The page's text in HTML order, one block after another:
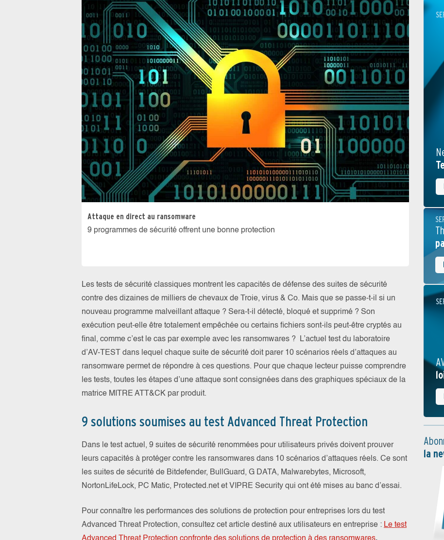
Attaque en direct au ransomware
9 programmes de sécurité offrent une bonne protection
Les tests de sécurité classiques montrent les capacités de défense des suites de sécurité
contre des dizaines de milliers de chevaux de Troie, virus & Co. Mais que se passe-t-il si un
nouveau programme malveillant attaque ? Sera-t-il détecté, bloqué et supprimé ? Son
exécution peut-elle être totalement empêchée ou certains fichiers sont-ils peut-être cryptés au
final, comme c’est le cas par exemple avec les ransomwares ? L’actuel test du laboratoire
d’AV-TEST dans lequel chaque suite de sécurité doit parer 10 scénarios réels d’attaques au
ransomware permet de répondre à ces questions. Pour que chaque lecteur puisse comprendre
les tests, toutes les étapes d’une attaque sont consignées dans des graphiques spéciaux de la
matrice MITRE ATT&CK par produit.
9 solutions soumises au test Advanced Threat Protection
Dans le test actuel, 9 suites de sécurité renommées pour utilisateurs privés doivent prouver
leurs capacités à protéger contre les ransomwares dans 10 scénarios d’attaques réels. Ce sont
les suites de sécurité de Bitdefender, BullGuard, G DATA, Malwarebytes, Microsoft,
NortonLifeLock, PC Matic, Protected.net et VIPRE Security qui ont été mises au banc d’essai.
Pour connaître les performances des solutions de protection pour entreprises lors du test
Advanced Threat Protection, consultez cet article destiné aux utilisateurs en entreprise : Le test
la